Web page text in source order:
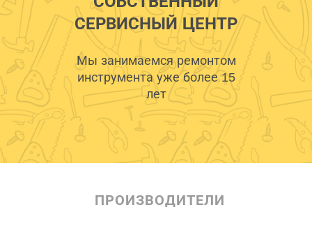
СЕРВИСНЫЙ ЦЕНТР
Мы занимаемся ремонтом
инструмента уже более 15
лет
ПРОИЗВОДИТЕЛИ